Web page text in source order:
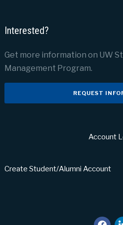
Interested?
Get more information on UW
Management Program.
REQUEST
Account
Create Student/Alumni Account